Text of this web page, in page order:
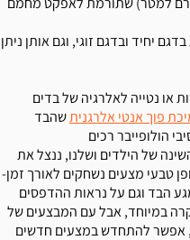
יחיד ובדגם זוגי, וגם אותן ניתן
או נטייה לאלרגיה של בדים
פוך אנטי אלרגניתשהבד
של הילדים ושלנו, ננצל את
טבעי מצעים נשחקים לאורך זמן-
הבד וגם על נראות ההדפסים
במיוחד, אבל עם המבצעים של
אפשר להתחדש במצעים חדשים